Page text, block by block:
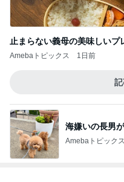
止まらない義母の美味しいプ
Amebaトピックス 1日前
海嫌いの長男
Amebaトピックス